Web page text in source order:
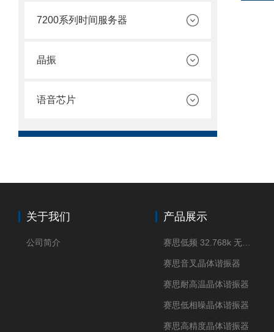
7200系列时间服务器
晶振
语音芯片
关于我们
公司简介
产品展示
赛思音叉晶体谐振器
赛思耐高温晶体谐振器
赛思低相噪晶体谐振器
赛思高精度晶体谐振器